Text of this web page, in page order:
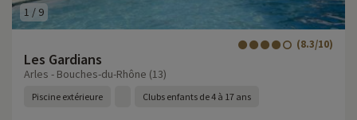
1 / 9
Les Gardians
(8.3/10)
Arles - Bouches-du-Rhône (13)
Piscine extérieure Clubs enfants de 4 à 17 ans